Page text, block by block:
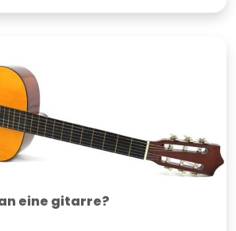
eine gitarre?